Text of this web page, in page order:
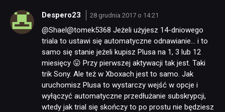
RECENZJE
PUBLICYSTYKA
KULTURA
Despero23 28 grudnia 2017 o 14:21
@Shael@tomek5368 Jeżeli użyjesz 14-dniowego
triala to ustawi się automatyczne odnawianie… i to
samo się stanie jeżeli kupisz Plusa na 1, 3 lub 12
miesięcy 😛 Przy pierwszej aktywacji tak jest. Taki
trik Sony. Ale też w Xboxach jest to samo. Jak
uruchomisz Plusa to wystarczy wejść w opcje i
wyłączyć automatyczne przedłużanie subskrypcji,
wtedy jak trial się skończy to po prostu nie będziesz